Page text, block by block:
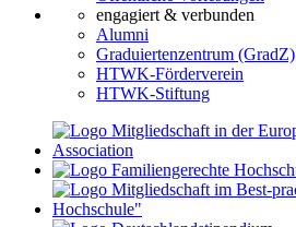
engagiert & verbunden
Alumni
Graduiertenzentrum (GradZ)
HTWK-Förderverein
HTWK-Stiftung